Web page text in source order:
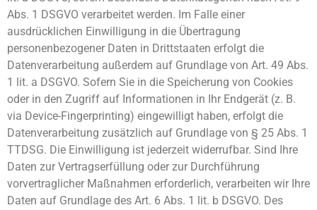
Abs. 1 DSGVO verarbeitet werden. Im Falle einer
ausdrücklichen Einwilligung in die Übertragung
personenbezogener Daten in Drittstaaten erfolgt die
Datenverarbeitung außerdem auf Grundlage von Art. 49 Abs.
1 lit. a DSGVO. Sofern Sie in die Speicherung von Cookies
oder in den Zugriff auf Informationen in Ihr Endgerät (z. B.
via Device-Fingerprinting) eingewilligt haben, erfolgt die
Datenverarbeitung zusätzlich auf Grundlage von § 25 Abs. 1
TTDSG. Die Einwilligung ist jederzeit widerrufbar. Sind Ihre
Daten zur Vertragserfüllung oder zur Durchführung
vorvertraglicher Maßnahmen erforderlich, verarbeiten wir Ihre
Daten auf Grundlage des Art. 6 Abs. 1 lit. b DSGVO. Des